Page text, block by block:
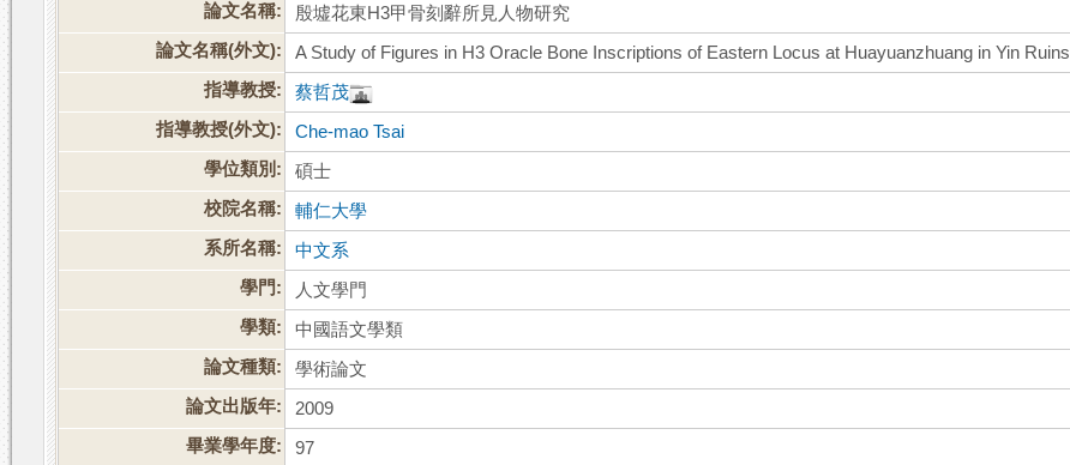
論文名稱:
殷墟花東H3甲骨刻辭所見人物研究
論文名稱(外文):
A Study of Figures in H3 Oracle Bone Inscriptions of Eastern Locus at Huayuanzhuang in Yin Ruins
指導教授:
蔡哲茂
指導教授(外文):
Che-mao Tsai
學位類別:
碩士
校院名稱:
輔仁大學
系所名稱:
中文系
學門:
人文學門
學類:
中國語文學類
論文種類:
學術論文
論文出版年:
2009
畢業學年度:
97